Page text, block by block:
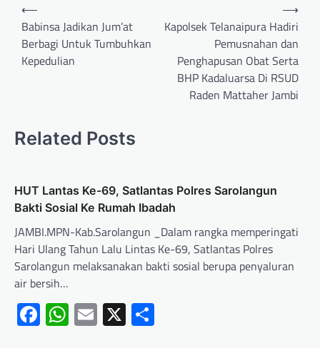
⟵
Babinsa Jadikan Jum’at
Berbagi Untuk Tumbuhkan
Kepedulian
Kapolsek Telanaipura Hadiri
Pemusnahan dan
Penghapusan Obat Serta
BHP Kadaluarsa Di RSUD
Raden Mattaher Jambi
⟶
Related Posts
HUT Lantas Ke-69, Satlantas Polres Sarolangun
Bakti Sosial Ke Rumah Ibadah
JAMBI.MPN-Kab.Sarolangun _Dalam rangka memperingati
Hari Ulang Tahun Lalu Lintas Ke-69, Satlantas Polres
Sarolangun melaksanakan bakti sosial berupa penyaluran
air bersih…
Facebook
WhatsApp
Email
X